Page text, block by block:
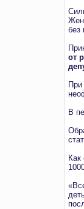
без
от
В